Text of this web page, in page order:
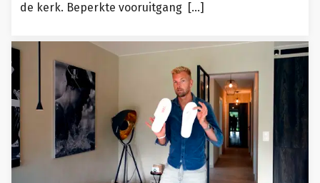
de kerk. Beperkte vooruitgang […]